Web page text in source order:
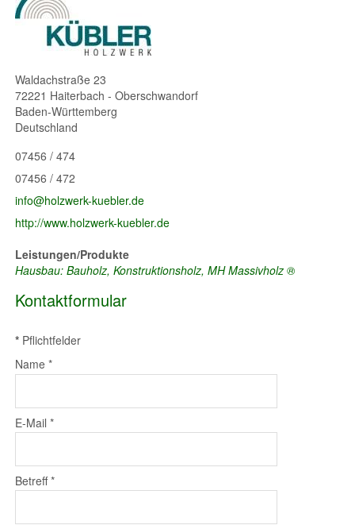
Waldachstraße 23
72221 Haiterbach - Oberschwandorf
Baden-Württemberg
Deutschland
07456 / 474
07456 / 472
info@holzwerk-kuebler.de
http://www.holzwerk-kuebler.de
Leistungen/Produkte
Hausbau: Bauholz, Konstruktionsholz, MH Massivholz ®
Kontaktformular
* Pflichtfelder
Name *
E-Mail *
Betreff*